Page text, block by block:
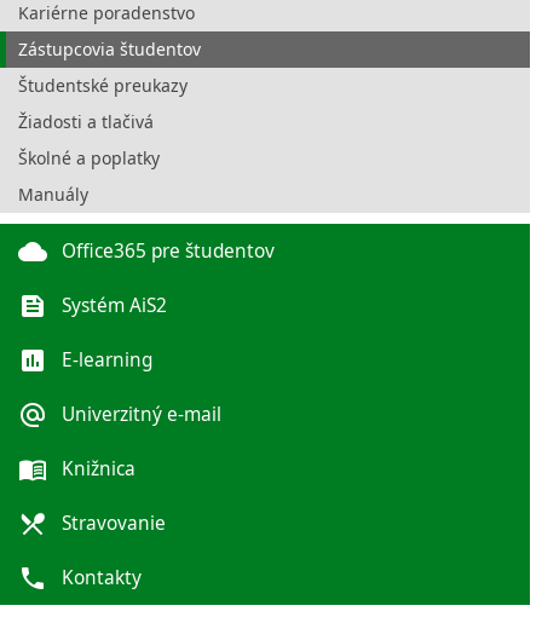
Kariérne poradenstvo
Zástupcovia študentov
Študentské preukazy
Žiadosti a tlačivá
Školné a poplatky
Manuály
cloud Office365 pre študentov
feed Systém AiS2
poll E-learning
alternate_email Univerzitný e-mail
menu_book Knižnica
local_dining Stravovanie
phone Kontakty